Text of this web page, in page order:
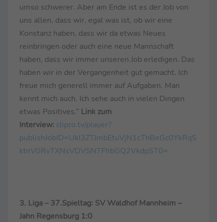
umso schwerer. Aber am Ende ist es der Job von
uns allen, dass wir, egal was ist, ob wir eine
Konstanz haben, dass wir da etwas Neues
reinbringen oder auch eine neue Mannschaft
haben, dass wir immer unseren Job erledigen. Das
haben wir in der Vergangenheit gut gemacht. Ich
freue mich generell immer auf Aufgaben. Man
kennt mich auch. Ich sehe auch in vielen Dingen
etwas Positives.“ Link zum
Interview: clipro.tv/player?
publishJobID=UkI3ZTJmbEtuVjN1cThBeGc0YkRqS
ktnV0RvTXNsVDVSNTFhbGQ2VkdpST0=
3. Liga – 37.Spieltag: SV Waldhof Mannheim –
Jahn Regensburg 1:0